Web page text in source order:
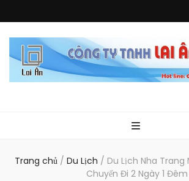
Ân
phẩm về nhựa như áo mưa, túi nhựa,
từ MICA, MDF, FORMAT như tủ trưng bày,
Trang chủ / Du Lịch / Du Lịch Nha Trang
Chuyến Đi 2 Ngày 1 Đêm